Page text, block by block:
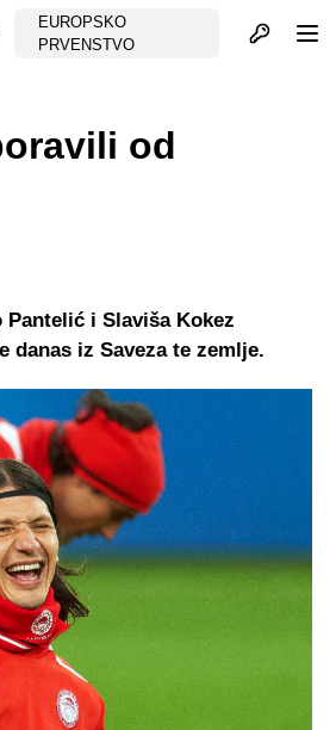
EUROPSKO
PRVENSTVO
Otvori profil
od
i Slaviša Kokez
danas iz Saveza te zemlje.